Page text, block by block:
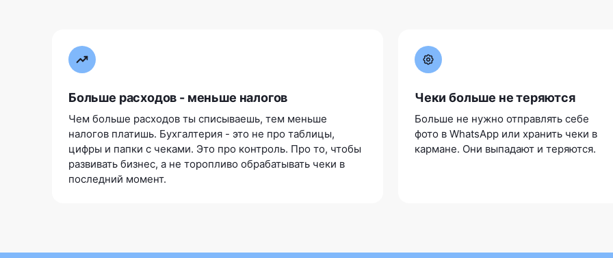
Больше расходов - меньше налогов
Чем больше расходов ты списываешь, тем меньше
налогов платишь. Бухгалтерия - это не про таблицы,
цифры и папки с чеками. Это про контроль. Про то, чтобы
развивать бизнес, а не торопливо обрабатывать чеки в
последний момент.
Чеки больше не теряются
Больше не нужно отправлять себе
фото в WhatsApp или хранить чеки в
кармане. Они выпадают и теряются.